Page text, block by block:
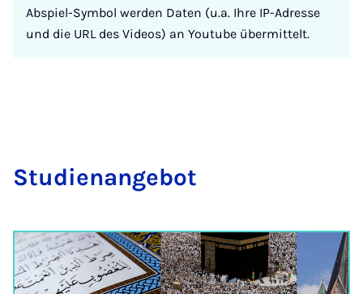
Abspiel-Symbol werden Daten (u.a. Ihre IP-Adresse
und die URL des Videos) an Youtube übermittelt.
Stu­di­en­an­ge­bot